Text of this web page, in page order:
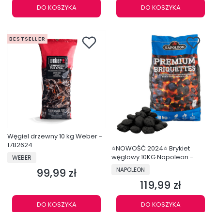
DO KOSZYKA DO KOSZYKA
BESTSELLER
Węgiel drzewny 10 kg Weber -
1782624
PRODUCENT
WEBER
Cena
99,99 zł
DO KOSZYKA
⭐NOWOŚĆ 2024⭐ Brykiet
węglowy 10KG Napoleon -
67104
PRODUCENT
NAPOLEON
Cena
119,99 zł
DO KOSZYKA